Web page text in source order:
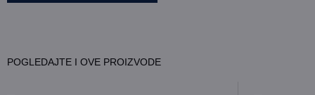
POGLEDAJTE I OVE PROIZVODE